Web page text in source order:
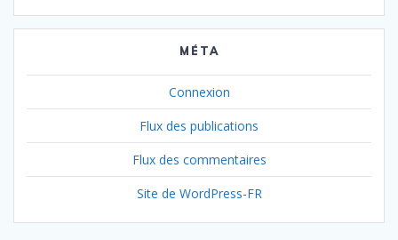
MÉTA
Connexion
Flux des publications
Flux des commentaires
Site de WordPress-FR